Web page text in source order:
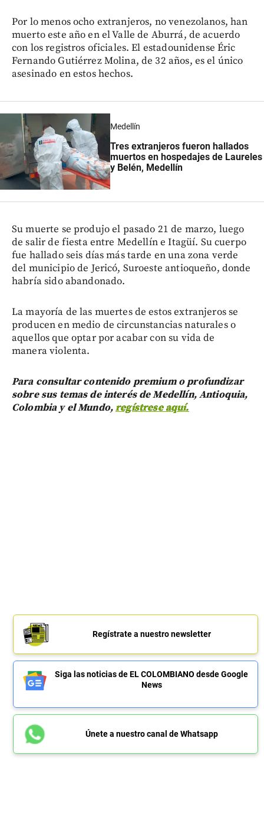
Por lo menos ocho extranjeros, no venezolanos, han
muerto este año en el Valle de Aburrá, de acuerdo
con los registros oficiales. El estadounidense Éric
Fernando Gutiérrez Molina, de 32 años, es el único
asesinado en estos hechos.
Medellín
Tres extranjeros fueron hallados
muertos en hospedajes de Laureles
y Belén, Medellín
Su muerte se produjo el pasado 21 de marzo, luego
de salir de fiesta entre Medellín e Itagüí. Su cuerpo
fue hallado seis días más tarde en una zona verde
del municipio de Jericó, Suroeste antioqueño, donde
habría sido abandonado.
La mayoría de las muertes de estos extranjeros se
producen en medio de circunstancias naturales o
aquellos que optar por acabar con su vida de
manera violenta.
Para consultar contenido premium o profundizar
sobre sus temas de interés de Medellín, Antioquia,
Colombia y el Mundo,regístrese aquí.
Regístrate a nuestro newsletter
Siga las noticias de EL COLOMBIANO desde Google
News
Únete a nuestro canal de Whatsapp